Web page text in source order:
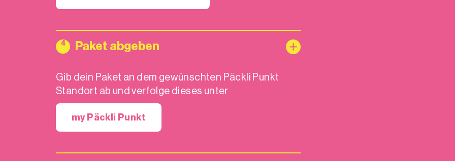
4 Paket abgeben
Gib dein Paket an dem gewünschten Päckli Punkt
Standort ab und verfolge dieses unter
my Päckli Punkt